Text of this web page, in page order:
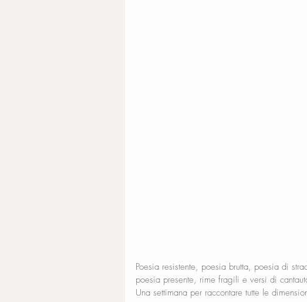
Poesia resistente, poesia brutta, poesia di
poesia presente, rime fragili e versi di
Una settimana per raccontare tutte le